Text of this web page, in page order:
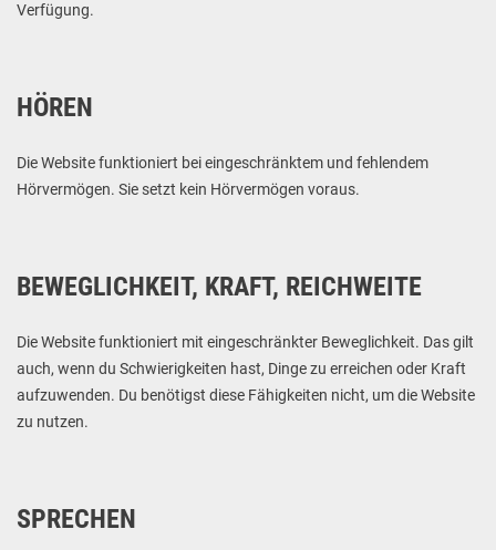
Verfügung.
HÖREN
Die Website funktioniert bei eingeschränktem und fehlendem
Hörvermögen. Sie setzt kein Hörvermögen voraus.
BEWEGLICHKEIT, KRAFT, REICHWEITE
Die Website funktioniert mit eingeschränkter Beweglichkeit. Das gilt
auch, wenn du Schwierigkeiten hast, Dinge zu erreichen oder Kraft
aufzuwenden. Du benötigst diese Fähigkeiten nicht, um die Website
zu nutzen.
SPRECHEN